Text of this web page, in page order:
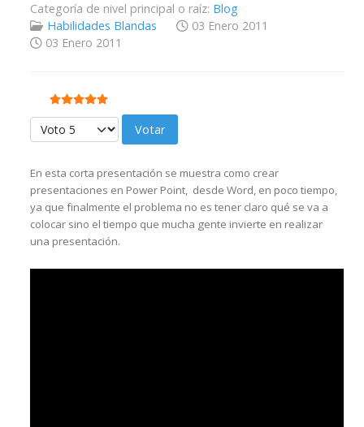
Categoría de nivel principal o raíz: Blog
Habilidades Blandas
03 Enero 2011
03 Enero 2011
Ratio:5/5
Por favor, vote
En esta corta presentación se muestra como crear
presentaciones en Power Point, desde Word, en poco tiempo,
ya que finalmente el problema no es tener claro qué se va a
colocar sino el tiempo que mucha gente invierte en realizar
una presentación.